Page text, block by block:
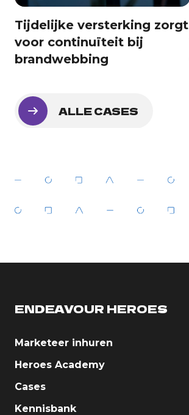
Tijdelijke versterking zorgt
voor continuïteit bij
brandwebbing
ALLE CASES
ENDEAVOUR HEROES
Marketeer inhuren
Heroes Academy
Cases
Kennisbank